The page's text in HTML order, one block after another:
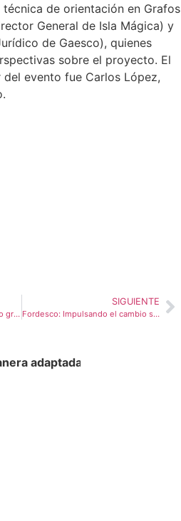
de orientación en Grafos
General de Isla Mágica) y
de Gaesco), quienes
sobre el proyecto. El
evento fue Carlos López,
Fordesco lanza un nuevo curso gratuito de chapa y pintura
SIGUIENTE
Fordesco: Impulsando el cambio social a través de la colaboración y la formación en 2024
adaptada